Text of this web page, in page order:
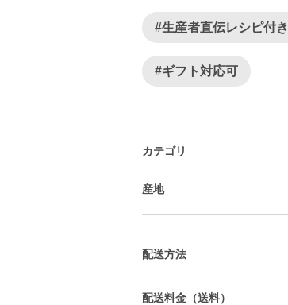
#生産者直伝レシピ付き
#ギフト対応可
カテゴリ
産地
配送方法
配送料金（送料）